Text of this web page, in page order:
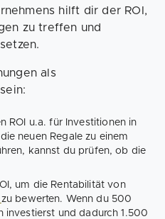
hilft dir der ROI,
zu treffen und
als
ROI u.a. für Investitionen in
neuen Regale zu einem
kannst du prüfen, ob die
um die Rentabilität von
zu bewerten. Wenn du 500
investierst und dadurch 1.500